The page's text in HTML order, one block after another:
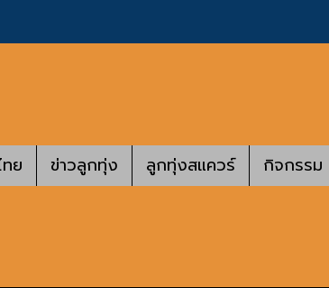
ย ข่าวลูกทุ่ง ลูกทุ่งสแควร์ กิจกรรม